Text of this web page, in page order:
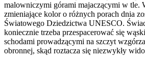
malowniczymi górami majaczącymi w tle.
zmieniające kolor o różnych porach dnia
Światowego Dziedzictwa UNESCO.
koniecznie trzeba przespacerować się
schodami prowadzącymi na szczyt
obronnej, skąd roztacza się niezwykły